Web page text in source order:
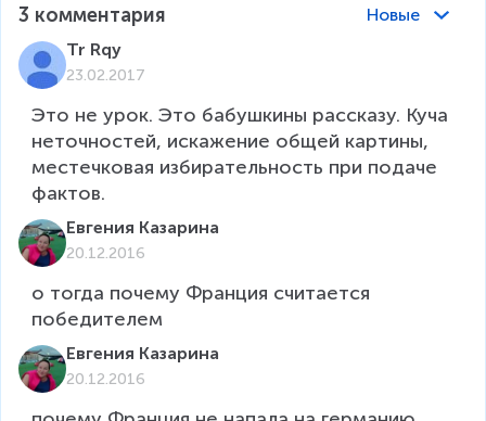
3 комментария
Новые
Tr Rqy
23.02.2017
Это не урок. Это бабушкины рассказу. Куча
неточностей, искажение общей картины,
местечковая избирательность при подаче
фактов.
Евгения Казарина
20.12.2016
о тогда почему Франция считается
победителем
Евгения Казарина
20.12.2016